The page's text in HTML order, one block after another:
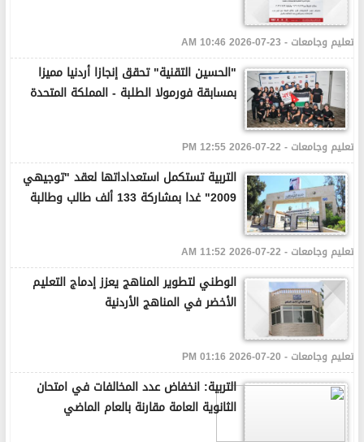
تعليم وجامعات - 23-07-2026 10:46 AM
"الحسين التقنية" تحقق إنجازا أردنيا مميزا
بمسابقة فورمولا الطلبة - المملكة المتحدة
تعليم وجامعات - 22-07-2026 12:55 PM
التربية تستكمل استعداداتها لعقد "توجيهي
2009" غدا بمشاركة 133 ألف طالب وطالبة
تعليم وجامعات - 22-07-2026 11:52 AM
الوطني لتطوير المناهج يعزز إدماج التعليم
الأخضر في المناهج الأردنية
تعليم وجامعات - 20-07-2026 01:16 PM
التربية: انخفاض عدد المخالفات في امتحان
الثانوية العامة مقارنة بالعام الماضي